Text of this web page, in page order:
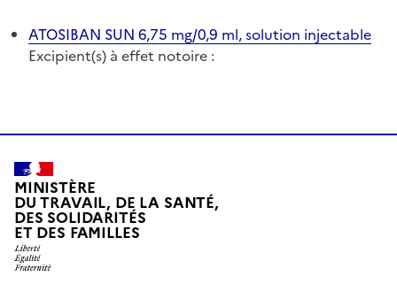
ATOSIBAN SUN 6,75 mg/0,9 ml, solution injectable
Excipient(s) à effet notoire :
MINISTÈRE
DU TRAVAIL, DE LA SANTÉ,
DES SOLIDARITÉS
ET DES FAMILLES